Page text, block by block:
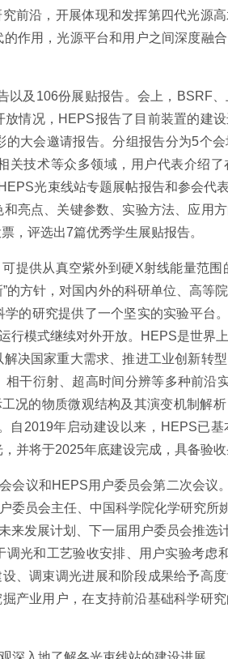
前沿，开展体现和发挥第四代光源
作用，光源平台和用户之间深度融
以及106份展贴报告。会上，BSRF
情况，HEPS报告了目前装置的建
大会邀请报告。分组报告分为5个
关技术等众多领域，用户代表介绍
光束线站专题展帖报告和参会代
亮点、关键参数、实验方法、应用
，评选出7篇优秀学生展贴报告。
提供从真空紫外到硬X射线能量范
的方针，对国内外的科研单位、高等
的研究提供了一个坚实的实验平台
行模式继续对外开放。HEPS是世界
决国家重大需求、推进工业创新转
干衍射、超高时间分辨等多种前沿
况的物质微观结构及其演变机制解
自2019年启动建设以来，HEPS已
并将于2025年底建设完成，具备验收
会议和HEPS用户委员会第二次会议
委员会主任、中国科学院化学研究所
来发展计划、下一届用户委员会推选
光和工艺验收安排、用户实验考虑
、调束调光进展和阶段成果给予高
产业用户，在支持前沿基础科学研